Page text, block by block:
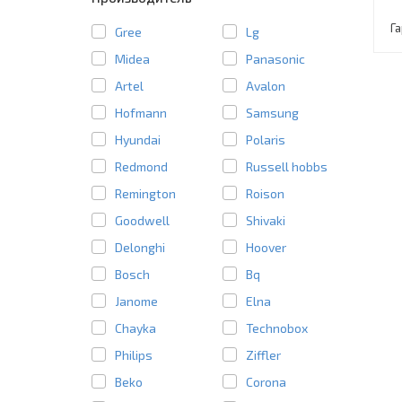
Gree
Lg
Midea
Panasonic
Artel
Avalon
Hofmann
Samsung
Hyundai
Polaris
Redmond
Russell hobbs
Remington
Roison
Goodwell
Shivaki
Delonghi
Hoover
Bosch
Bq
Janome
Elna
Chayka
Technobox
Philips
Ziffler
Beko
Corona